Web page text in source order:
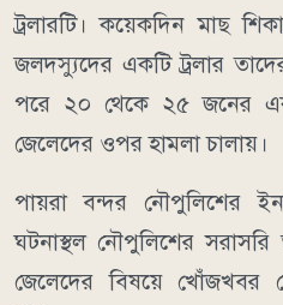
ট্রলারটি। কয়েকদিন মাছ
জলদস্যুদের একটি ট্রলার
পরে ২০ থেকে ২৫ জনের
জেলেদের ওপর হামলা চালায়।
পায়রা বন্দর নৌপুলিশের
ঘটনাস্থল নৌপুলিশের
জেলেদের বিষয়ে খোঁজখবর